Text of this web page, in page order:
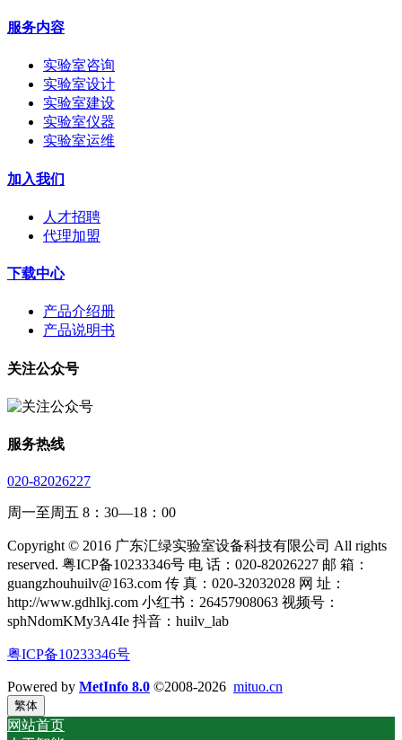
服务内容
实验室咨询
实验室设计
实验室建设
实验室仪器
实验室运维
加入我们
人才招聘
代理加盟
下载中心
产品介绍册
产品说明书
关注公众号
服务热线
020-82026227
周一至周五 8：30—18：00
Copyright © 2016 广东汇绿实验室设备科技有限公司 All rights
reserved. 粤ICP备10233346号 电 话：020-82026227 邮 箱：
guangzhouhuilv@163.com 传 真：020-32032028 网 址：
http://www.gdhlkj.com 小红书：26457908063 视频号：
sphNdomKMy3A4Ie 抖音：huilv_lab
粤ICP备10233346号
Powered by MetInfo 8.0 ©2008-2026 mituo.cn
繁体
网站首页